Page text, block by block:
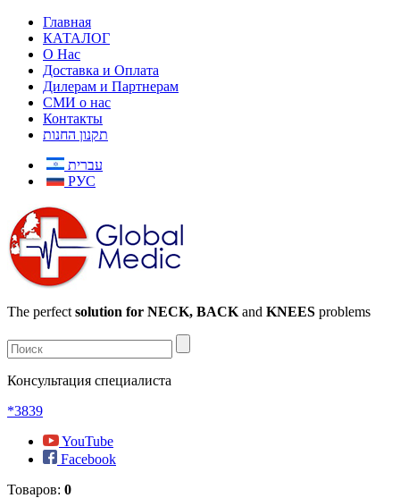
Главная
КАТАЛОГ
О Нас
Доставка и Оплата
Дилерам и Партнерам
СМИ о нас
Контакты
תקנון החנות
עברית
РУС
The perfect solution for NECK, BACK and KNEES problems
Консультация специалиста
*3839
YouTube
Facebook
Товаров: 0